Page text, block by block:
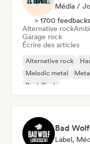
Média /
> 1700
Alternative rock
Garage rock
Écrire des articles
Alternative rock
Melodic metal
Punk Rock
Bad
Label,